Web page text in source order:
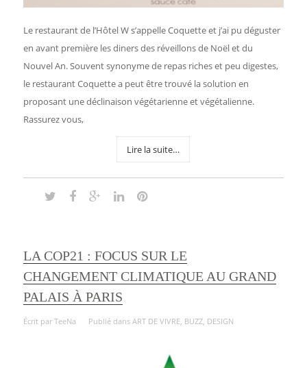
Le restaurant de l’Hôtel W s’appelle Coquette et j’ai pu déguster
en avant première les diners des réveillons de Noël et du
Nouvel An. Souvent synonyme de repas riches et peu digestes,
le restaurant Coquette a peut être trouvé la solution en
proposant une déclinaison végétarienne et végétalienne.
Rassurez vous,
Lire la suite…
LA COP21 : FOCUS SUR LE
CHANGEMENT CLIMATIQUE AU GRAND
PALAIS À PARIS
Écrit par TeeNa Publié dans ART DE VIVRE, BUZZ, DESIGN